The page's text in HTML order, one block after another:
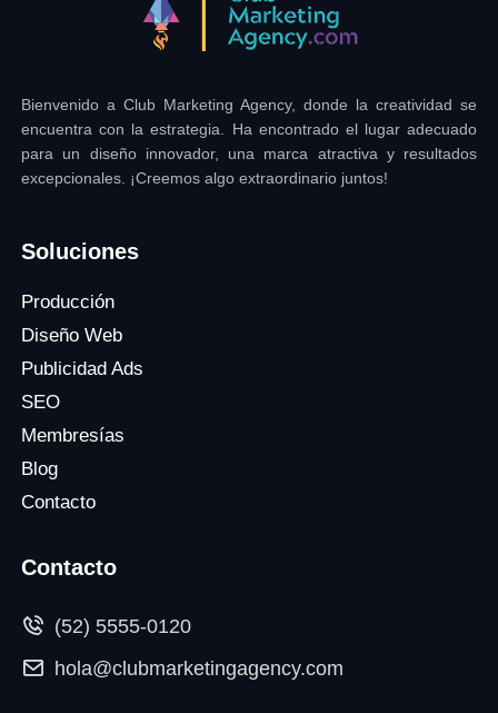
Bienvenido a Club Marketing Agency, donde la creatividad se
encuentra con la estrategia. Ha encontrado el lugar adecuado
para un diseño innovador, una marca atractiva y resultados
excepcionales. ¡Creemos algo extraordinario juntos!
Soluciones
Producción
Diseño Web
Publicidad Ads
SEO
Membresías
Blog
Contacto
Contacto
(52) 5555-0120
hola@clubmarketingagency.com